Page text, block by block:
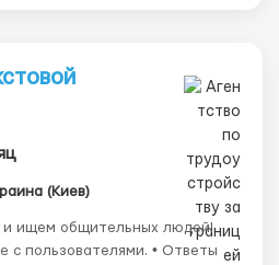
(Киев)
ищем общительных людей!
с пользователями. • Ответы на